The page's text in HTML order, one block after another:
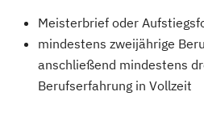
Meisterbrief oder
mindestens zweijährige
anschließend mindestens
Berufserfahrung in Vollzeit